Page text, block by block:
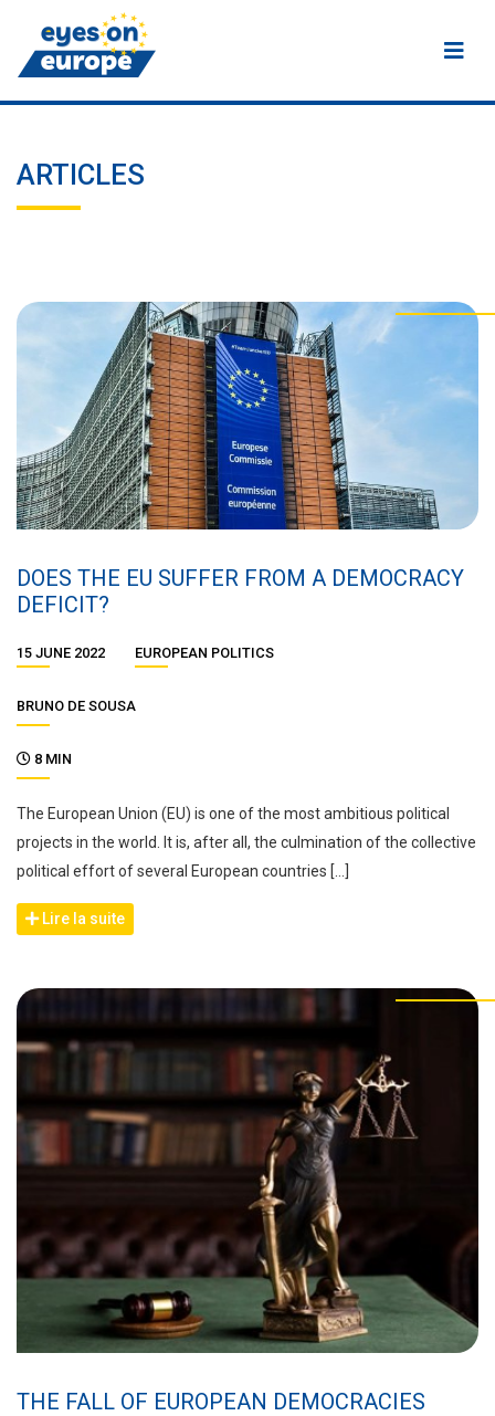
Eyes on Europe
ARTICLES
DOES THE EU SUFFER FROM A DEMOCRACY
DEFICIT?
15 JUNE 2022 EUROPEAN POLITICS
BRUNO DE SOUSA
8 MIN
The European Union (EU) is one of the most ambitious political
projects in the world. It is, after all, the culmination of the collective
political effort of several European countries […]
Lire la suite
THE FALL OF EUROPEAN DEMOCRACIES